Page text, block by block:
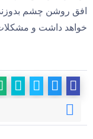
افق روشن چشم
خواهد داشت و